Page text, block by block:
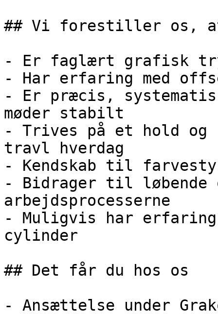
## Vi forestiller os,
- Er faglært grafisk
- Har erfaring med
- Er præcis,
møder stabilt
- Trives på et hold og
travl hverdag
- Kendskab til
- Bidrager til løbende
arbejdsprocesserne
- Muligvis har erfaring
cylinder
## Det får du hos os
- Ansættelse under